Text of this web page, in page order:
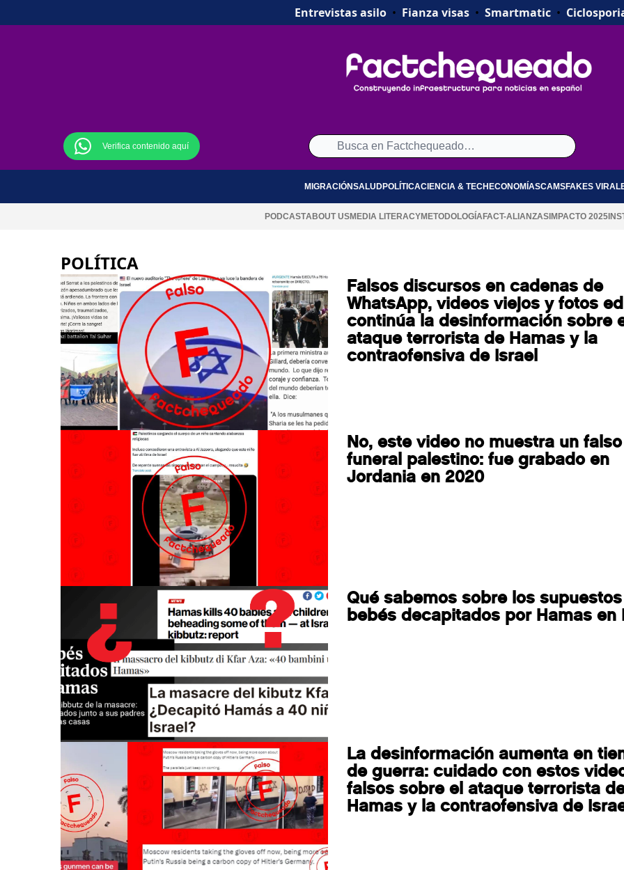
Entrevistas asilo• Fianza visas• Smartmatic•
Verifica contenido aquí
MIGRACIÓNSALUDPOLÍTICACIENCIA & TECH ECONOMÍASCAMSFAKES
PODCASTABOUT USMEDIA LITERACYMETODOLOGÍA FACT-ALIANZASIMPACTO 2025
POLÍTICA
Falsos discursos en cadenas de
WhatsApp, videos viejos y fotos
continúa la desinformación sobre
ataque terrorista de Hamas y la
contraofensiva de Israel
No, este video no muestra un falso
funeral palestino: fue grabado en
Jordania en 2020
Qué sabemos sobre los
bebés decapitados por Hamas en
La desinformación aumenta en
de guerra: cuidado con estos
falsos sobre el ataque terrorista
Hamas y la contraofensiva de